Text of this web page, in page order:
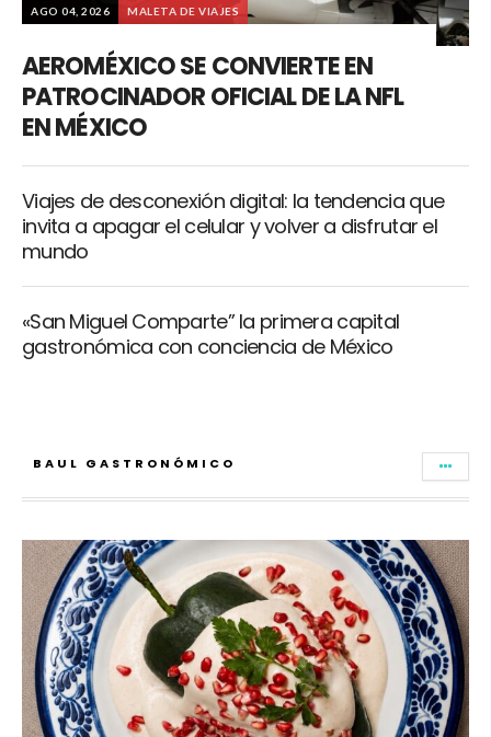
AGO 04, 2026 MALETA DE VIAJES
AEROMÉXICO SE CONVIERTE EN
PATROCINADOR OFICIAL DE LA NFL
EN MÉXICO
Viajes de desconexión digital: la tendencia que
invita a apagar el celular y volver a disfrutar el
mundo
«San Miguel Comparte” la primera capital
gastronómica con conciencia de México
BAUL GASTRONÓMICO